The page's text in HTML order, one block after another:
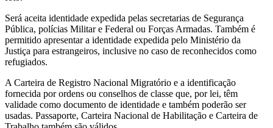
Será aceita identidade expedida pelas secretarias de Segurança
Pública, polícias Militar e Federal ou Forças Armadas. Também é
permitido apresentar a identidade expedida pelo Ministério da
Justiça para estrangeiros, inclusive no caso de reconhecidos como
refugiados.
A Carteira de Registro Nacional Migratório e a identificação
fornecida por ordens ou conselhos de classe que, por lei, têm
validade como documento de identidade e também poderão ser
usadas. Passaporte, Carteira Nacional de Habilitação e Carteira de